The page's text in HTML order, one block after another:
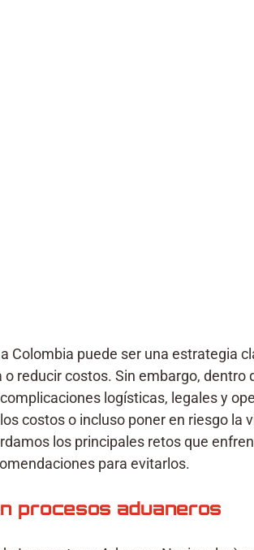
Colombia puede ser una estrategia
reducir costos. Sin embargo, dentro
logísticas, legales y
costos o incluso poner en riesgo la
los principales retos que
para evitarlos.
procesos aduaneros